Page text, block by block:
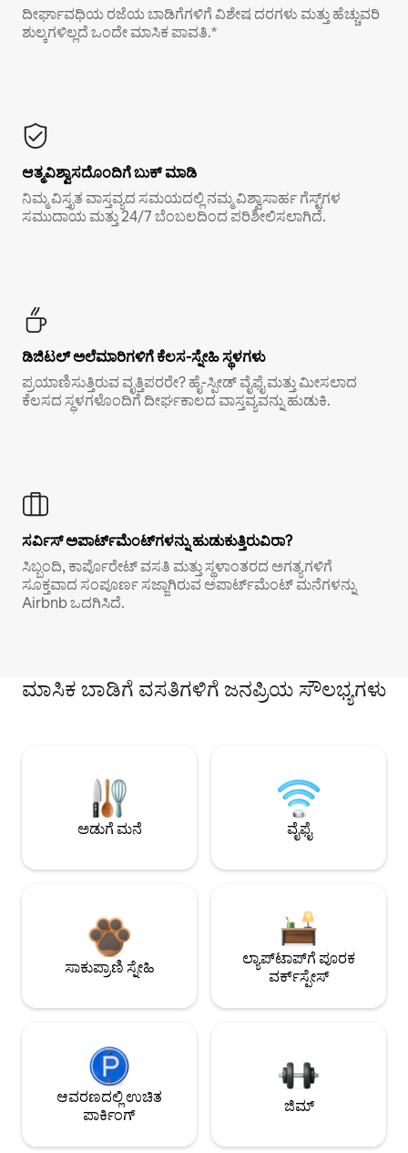
ದೀರ್ಘಾವಧಿಯ ರಜೆಯ ಬಾಡಿಗೆಗಳಿಗೆ ವಿಶೇಷ ದರಗಳು ಮತ್ತು ಹೆಚ್ಚುವರಿ
ಶುಲ್ಕಗಳಿಲ್ಲದೆ ಒಂದೇ ಮಾಸಿಕ ಪಾವತಿ.*
ಆತ್ಮವಿಶ್ವಾಸದೊಂದಿಗೆ ಬುಕ್ ಮಾಡಿ
ನಿಮ್ಮ ವಿಸ್ತೃತ ವಾಸ್ತವ್ಯದ ಸಮಯದಲ್ಲಿ ನಮ್ಮ ವಿಶ್ವಾಸಾರ್ಹ ಗೆಸ್ಟ್‌ಗಳ
ಸಮುದಾಯ ಮತ್ತು 24/7 ಬೆಂಬಲದಿಂದ ಪರಿಶೀಲಿಸಲಾಗಿದೆ.
ಡಿಜಿಟಲ್ ಅಲೆಮಾರಿಗಳಿಗೆ ಕೆಲಸ-ಸ್ನೇಹಿ ಸ್ಥಳಗಳು
ಪ್ರಯಾಣಿಸುತ್ತಿರುವ ವೃತ್ತಿಪರರೇ? ಹೈ-ಸ್ಪೀಡ್ ವೈಫೈ ಮತ್ತು ಮೀಸಲಾದ
ಕೆಲಸದ ಸ್ಥಳಗಳೊಂದಿಗೆ ದೀರ್ಘಕಾಲದ ವಾಸ್ತವ್ಯವನ್ನು ಹುಡುಕಿ.
ಸರ್ವಿಸ್ ಅಪಾರ್ಟ್‌ಮೆಂಟ್‌ಗಳನ್ನು ಹುಡುಕುತ್ತಿರುವಿರಾ?
ಸಿಬ್ಬಂದಿ, ಕಾರ್ಪೊರೇಟ್ ವಸತಿ ಮತ್ತು ಸ್ಥಳಾಂತರದ ಅಗತ್ಯಗಳಿಗೆ
ಸೂಕ್ತವಾದ ಸಂಪೂರ್ಣ ಸಜ್ಜಾಗಿರುವ ಅಪಾರ್ಟ್‌ಮೆಂಟ್ ಮನೆಗಳನ್ನು
Airbnb ಒದಗಿಸಿದೆ.
ಮಾಸಿಕ ಬಾಡಿಗೆ ವಸತಿಗಳಿಗೆ ಜನಪ್ರಿಯ ಸೌಲಭ್ಯಗಳು
ಅಡುಗೆ ಮನೆ ವೈಫೈ
ಸಾಕುಪ್ರಾಣಿ ಸ್ನೇಹಿ
ಲ್ಯಾಪ್‌ಟಾಪ್‌ಗೆ ಪೂರಕ
ವರ್ಕ್‌ಸ್ಪೇಸ್
ಆವರಣದಲ್ಲಿ ಉಚಿತ
ಪಾರ್ಕಿಂಗ್
ಜಿಮ್